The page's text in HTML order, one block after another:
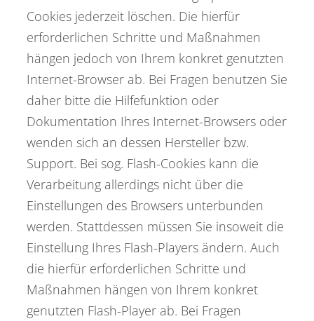
Cookies jederzeit löschen. Die hierfür
erforderlichen Schritte und Maßnahmen
hängen jedoch von Ihrem konkret genutzten
Internet-Browser ab. Bei Fragen benutzen Sie
daher bitte die Hilfefunktion oder
Dokumentation Ihres Internet-Browsers oder
wenden sich an dessen Hersteller bzw.
Support. Bei sog. Flash-Cookies kann die
Verarbeitung allerdings nicht über die
Einstellungen des Browsers unterbunden
werden. Stattdessen müssen Sie insoweit die
Einstellung Ihres Flash-Players ändern. Auch
die hierfür erforderlichen Schritte und
Maßnahmen hängen von Ihrem konkret
genutzten Flash-Player ab. Bei Fragen